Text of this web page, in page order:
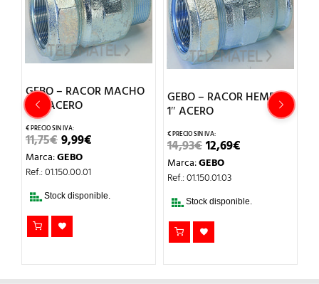
GEBO – RACOR MACHO
1/2″ ACERO
11,75€EL
PRECIO
ORIGINAL
ERA:
9,99€
Marca:GEBO
Ref.: 01.150.00.01
Stock disponible.
GEBO – RACOR HEMBRA
1″ ACERO
14,93€EL
PRECIO
ORIGINAL
ERA:
12,69€
Marca:GEBO
Ref.: 01.150.01.03
Stock disponible.